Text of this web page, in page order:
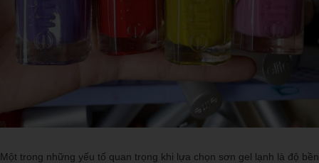
Một trong những yếu tố quan trọng khi lựa chọn sơn gel lạnh là độ bền